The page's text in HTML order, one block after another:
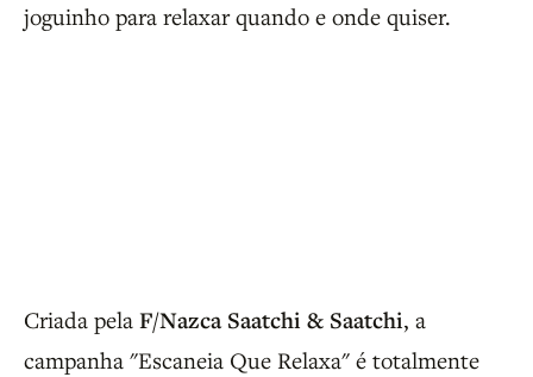
joguinho para relaxar quando e onde quiser.
Criada pela F/Nazca Saatchi & Saatchi, a
campanha "Escaneia Que Relaxa" é totalmente